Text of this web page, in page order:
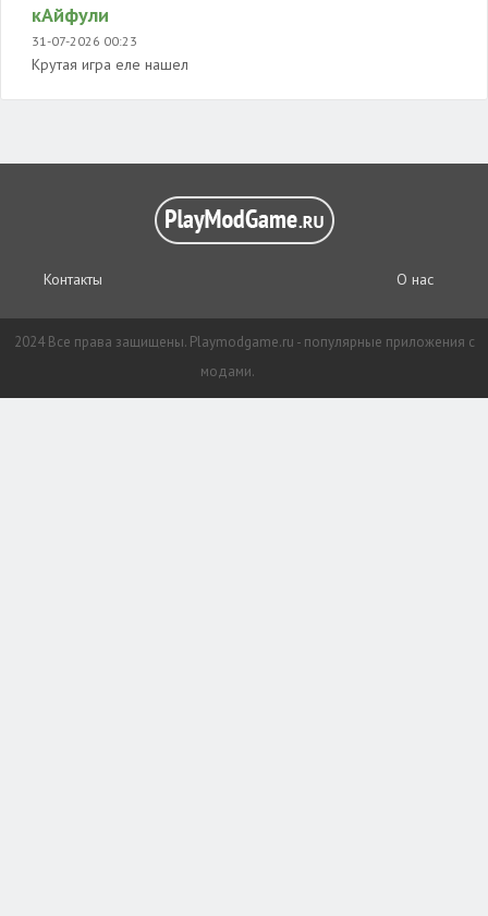
кАйфули
31-07-2026 00:23
Крутая игра еле нашел
Контакты О нас
2024 Все права защищены. Playmodgame.ru - популярные приложения с
модами.